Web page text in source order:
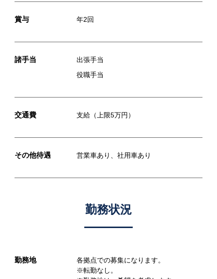
賞与 年2回
諸手当
出張手当
役職手当
交通費 支給（上限5万円）
その他待遇 営業車あり、社用車あり
勤務状況
勤務地
各拠点での募集になります。
※転勤なし。